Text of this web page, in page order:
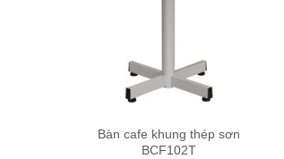
Bàn cafe khung thép sơn
BCF102T